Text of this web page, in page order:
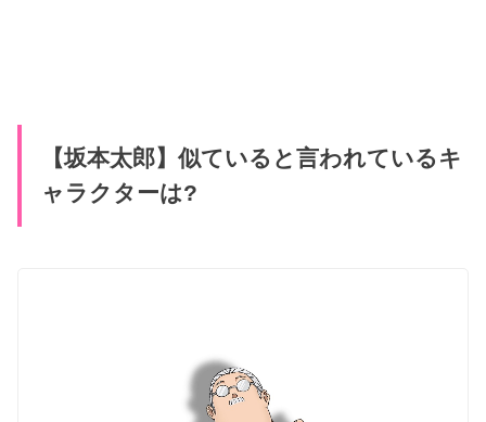
【坂本太郎】似ていると言われているキ
ャラクターは?